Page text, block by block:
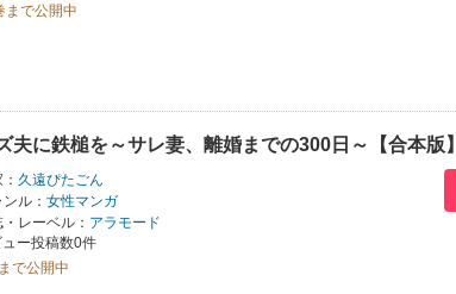
まで公開中
夫に鉄槌を～サレ妻、離婚までの300日～【合本版】
久遠ぴたごん
ル： 女性マンガ
レーベル： アラモード
ュー投稿数0件
で公開中